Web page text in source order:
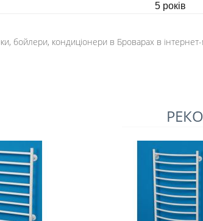
5 років
бойлери, кондиціонери в Броварах в